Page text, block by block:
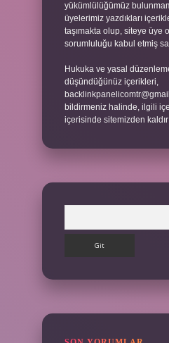
yükümlülüğümüz
üyelerimiz yazdıkları
taşımakta olup, siteye üye
sorumluluğu kabul etmiş
Hukuka ve yasal
düşündüğünüz içerikleri,
bildirmeniz halinde, ilgili
içerisinde sitemizden